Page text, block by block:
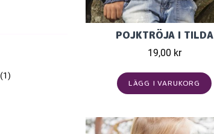
POJKTRÖJA I TILDA
19,00 kr
LÄGG I VARUKORG
(1)